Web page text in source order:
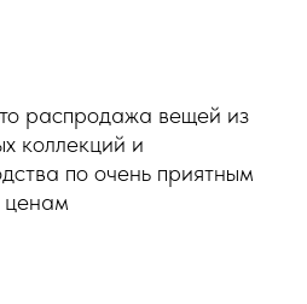
распродажа вещей из
коллекций и
по очень приятным
ценам